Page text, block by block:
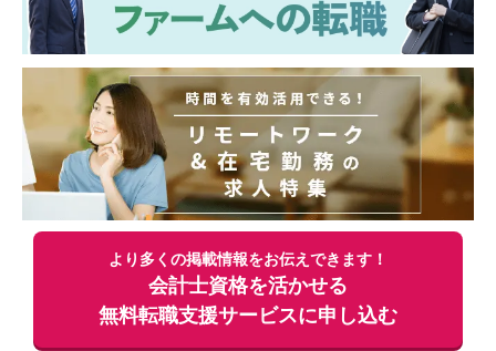
より多くの掲載情報をお伝えできます！
会計士資格を活かせる
無料転職支援サービスに申し込む